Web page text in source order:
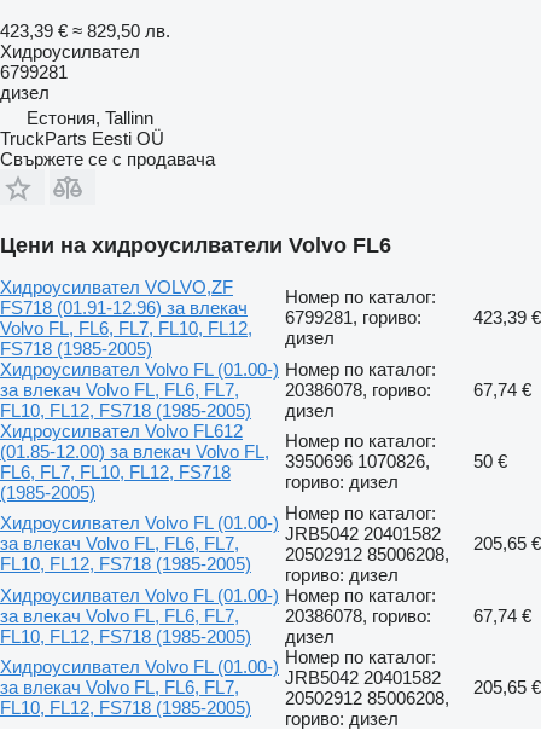
423,39 € ≈ 829,50 лв.
Хидроусилвател
6799281
дизел
Естония, Tallinn
TruckParts Eesti OÜ
Свържете се с продавача
Цени на хидроусилватели Volvo FL6
Хидроусилвател VOLVO,ZF
FS718 (01.91-12.96) за влекач
Volvo FL, FL6, FL7, FL10, FL12,
FS718 (1985-2005)
Номер по каталог:
6799281, гориво:
дизел
423,39 €
Хидроусилвател Volvo FL (01.00-)
за влекач Volvo FL, FL6, FL7,
FL10, FL12, FS718 (1985-2005)
Номер по каталог:
20386078, гориво:
дизел
67,74 €
Хидроусилвател Volvo FL612
(01.85-12.00) за влекач Volvo FL,
FL6, FL7, FL10, FL12, FS718
(1985-2005)
Номер по каталог:
3950696 1070826,
гориво: дизел
50 €
Хидроусилвател Volvo FL (01.00-)
за влекач Volvo FL, FL6, FL7,
FL10, FL12, FS718 (1985-2005)
Номер по каталог:
JRB5042 20401582
20502912 85006208,
гориво: дизел
205,65 €
Хидроусилвател Volvo FL (01.00-)
за влекач Volvo FL, FL6, FL7,
FL10, FL12, FS718 (1985-2005)
Номер по каталог:
20386078, гориво:
дизел
67,74 €
Хидроусилвател Volvo FL (01.00-)
за влекач Volvo FL, FL6, FL7,
FL10, FL12, FS718 (1985-2005)
Номер по каталог:
JRB5042 20401582
20502912 85006208,
гориво: дизел
205,65 €